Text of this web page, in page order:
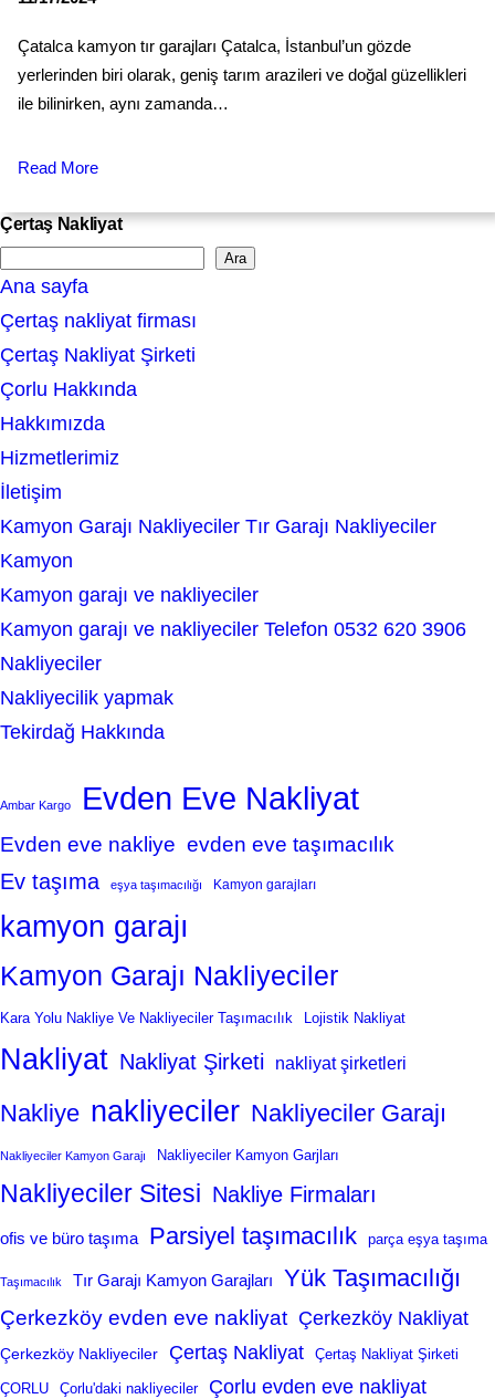
Çatalca kamyon tır garajları Çatalca, İstanbul’un gözde
yerlerinden biri olarak, geniş tarım arazileri ve doğal güzellikleri
ile bilinirken, aynı zamanda…
Read More
Çertaş Nakliyat
e
a
r
c
h
Ara
Ana sayfa
Çertaş nakliyat firması
Çertaş Nakliyat Şirketi
Çorlu Hakkında
Hakkımızda
Hizmetlerimiz
İletişim
Kamyon Garajı Nakliyeciler Tır Garajı Nakliyeciler
Kamyon
Kamyon garajı ve nakliyeciler
Kamyon garajı ve nakliyeciler Telefon 0532 620 3906
Nakliyeciler
Nakliyecilik yapmak
Tekirdağ Hakkında
Ambar Kargo Evden Eve Nakliyat
Evden eve nakliye evden eve taşımacılık
Ev taşıma eşya taşımacılığı Kamyon garajları
kamyon garajı
Kamyon Garajı Nakliyeciler
Kara Yolu Nakliye Ve Nakliyeciler Taşımacılık Lojistik Nakliyat
Nakliyat Nakliyat Şirketi nakliyat şirketleri
Nakliye nakliyeciler Nakliyeciler Garajı
Nakliyeciler Kamyon Garajı Nakliyeciler Kamyon Garjları
Nakliyeciler Sitesi Nakliye Firmaları
ofis ve büro taşıma Parsiyel taşımacılık parça eşya taşıma
Taşımacılık Tır Garajı Kamyon Garajları Yük Taşımacılığı
Çerkezköy evden eve nakliyat Çerkezköy Nakliyat
Çerkezköy Nakliyeciler Çertaş Nakliyat Çertaş Nakliyat Şirketi
ÇORLU Çorlu'daki nakliyeciler Çorlu evden eve nakliyat